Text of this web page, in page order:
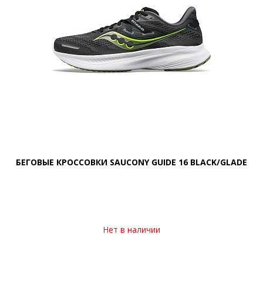
БЕГОВЫЕ КРОССОВКИ SAUCONY GUIDE 16 BLACK/GLADE
Нет в наличии